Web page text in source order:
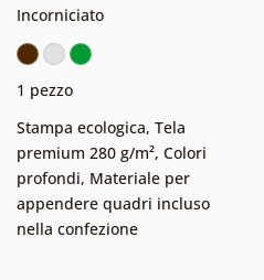
Incorniciato
1 pezzo
Stampa ecologica, Tela
premium 280 g/m², Colori
profondi, Materiale per
appendere quadri incluso
nella confezione